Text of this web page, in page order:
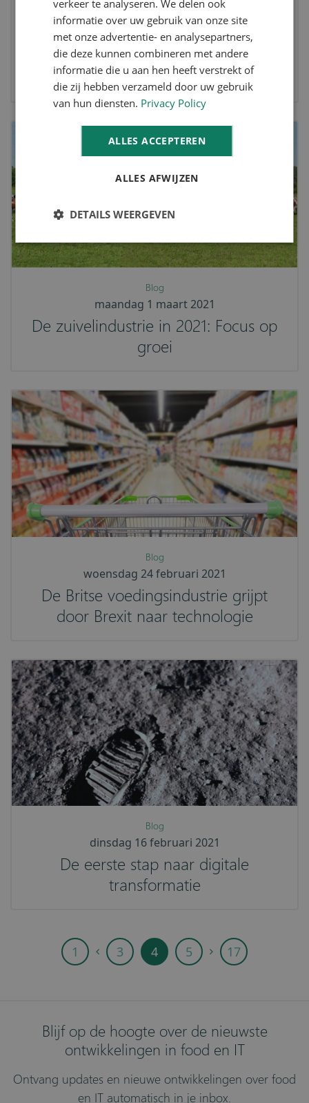
Blog
donderdag 4 maart 2021
Warehouse automatisering voor
AGF-bedrijven
Blog
maandag 1 maart 2021
De zuivelindustrie in 2021: Focus op
groei
Blog
woensdag 24 februari 2021
De Britse voedingsindustrie grijpt
door Brexit naar technologie
Blog
dinsdag 16 februari 2021
De eerste stap naar digitale
transformatie
1 3 4 5 17
Blijf op de hoogte over de nieuwste
ontwikkelingen in food en IT
Ontvang updates en nieuwe ontwikkelingen over food
en IT automatisch in je inbox.
verkeer te analyseren. We delen ook
informatie over uw gebruik van onze site
met onze advertentie- en analysepartners,
die deze kunnen combineren met andere
informatie die u aan hen heeft verstrekt of
die zij hebben verzameld door uw gebruik
van hun diensten. Privacy Policy
ALLES ACCEPTEREN
ALLES AFWIJZEN
DETAILS WEERGEVEN